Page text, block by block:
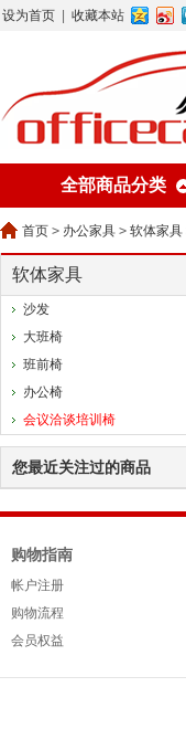
设为首页 收藏本站
全部商品分类
首页 > 办公家具 > 软体家具
软体家具
沙发
大班椅
班前椅
办公椅
会议洽谈培训椅
您最近关注过的商品
购物指南
帐户注册
购物流程
会员权益